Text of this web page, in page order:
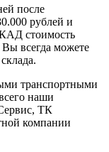
после
рублей и
стоимость
Вы всегда можете
транспортными
наши
ТК
компании